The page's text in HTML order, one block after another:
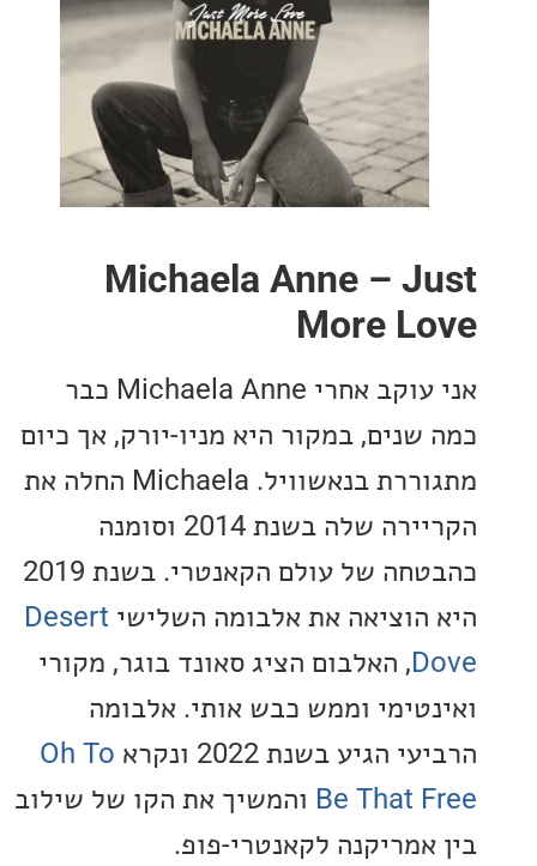
Michaela Anne –
More
אני עוקב אחרי Michaela Anne כבר
במקור היא מניו-יורק, אך כיום
מתגוררת בנאשוויל. Michaela החלה את
הקריירה שלה בשנת 2014 וסומנה
כהבטחה של עולם הקאנטרי. בשנת 2019
את אלבומה השלישיDesert
, האלבום הציג סאונד בוגר, מקורי
וממש כבש אותי. אלבומה
הגיע בשנת 2022 ונקרא
Oh To
Be That והמשיך את הקו של שילוב
לקאנטרי-פופ.